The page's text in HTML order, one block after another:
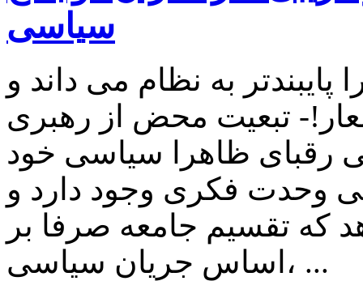
سیاسی
به نظام می داند و
تبعیت محض از رهبری
رقبای ظاهرا سیاسی خود
وحدت فکری وجود دارد و
که تقسیم جامعه صرفا بر
اساس جریان سیاسی، ...